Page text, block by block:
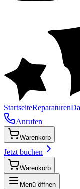
StartseiteReparaturen
Anrufen
Warenkorb
Jetzt buchen
Warenkorb
Menü öffnen